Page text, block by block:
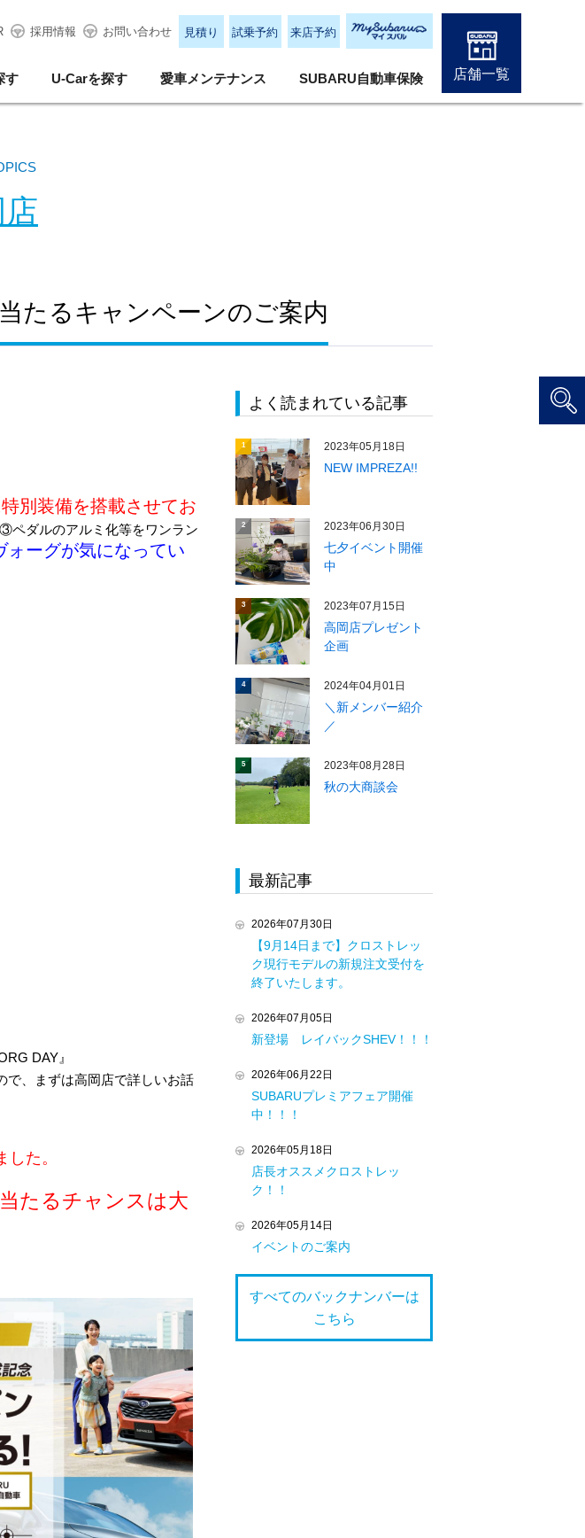
採用情報 お問い合わせ 見積り 試乗予約 来店予約
す U-Carを探す 愛車メンテナンス SUBARU自動車保険 店舗一覧
たるキャンペーンのご案内
別装備を搭載させてお
ダルのアルミ化等をワンラン
ォーグが気になってい
DAY』
で、まずは高岡店で詳しいお話
た。
たるチャンスは大
よく読まれている記事
1 2023年05月18日
NEW IMPREZA!!
2 2023年06月30日
七夕イベント開催
中
3 2023年07月15日
高岡店プレゼント
企画
4 2024年04月01日
＼新メンバー紹介
／
5 2023年08月28日
秋の大商談会
最新記事
2026年07月30日
【9月14日まで】クロストレッ
ク現行モデルの新規注文受付を
終了いたします。
2026年07月05日
新登場 レイバックSHEV！！！
2026年06月22日
SUBARUプレミアフェア開催
中！！！
2026年05月18日
店長オススメクロストレッ
ク！！
2026年05月14日
イベントのご案内
すべてのバックナンバーは
こちら